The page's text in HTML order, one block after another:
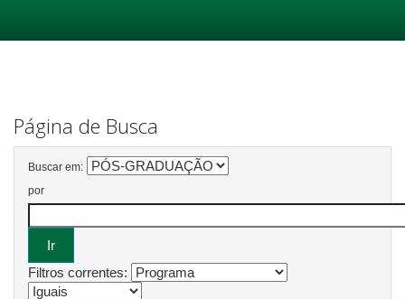
Página de Busca
Buscar em:
por
Filtros correntes: